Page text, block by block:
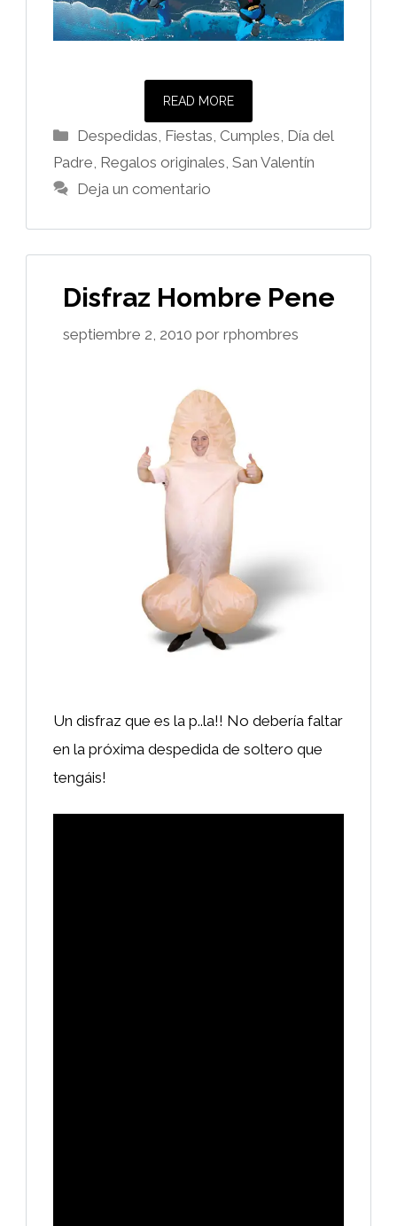
READ MORE
Categorías
Despedidas, Fiestas, Cumples Día del
Padre Regalos originales San Valentín
Deja un comentario
Disfraz Hombre Pene
septiembre 2, 2010 por rphombres
Un disfraz que es la p..la!! No debería faltar
en la próxima despedida de soltero que
tengáis!